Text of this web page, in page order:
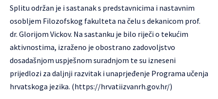
Splitu održan je i sastanak s predstavnicima i nastavnim
osobljem Filozofskog fakulteta na čelu s dekanicom prof.
dr. Glorijom Vickov. Na sastanku je bilo riječi o tekućim
aktivnostima, izraženo je obostrano zadovoljstvo
dosadašnjom uspješnom suradnjom te su izneseni
prijedlozi za daljnji razvitak i unaprjeđenje Programa učenja
hrvatskoga jezika. (https://hrvatiizvanrh.gov.hr/)